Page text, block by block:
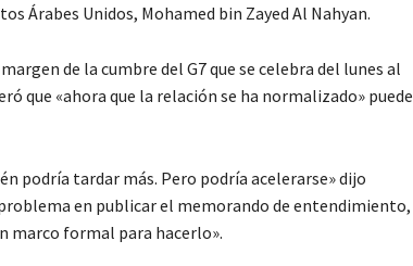
Árabes Unidos, Mohamed bin Zayed Al Nahyan.
de la cumbre del G7 que se celebra del lunes al
que «ahora que la relación se ha normalizado» puede
podría tardar más. Pero podría acelerarse» dijo
en publicar el memorando de entendimiento,
marco formal para hacerlo».